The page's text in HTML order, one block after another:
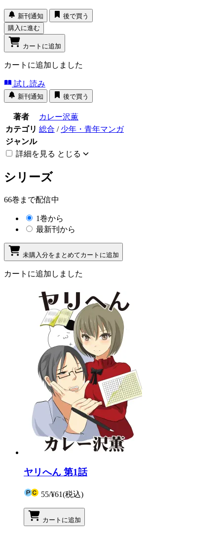
新刊通知
後で買う
購入に進む
カートに追加
カートに追加しました
試し読み
新刊通知 後で買う
著者
カレー沢薫
カテゴリ 総合 / 少年・青年マンガ
ジャンル
詳細を見る とじる
シリーズ
66巻まで配信中
1巻から
最新刊から
未購入分をまとめてカートに追加
カートに追加しました
ヤリへん 第1話
55/¥61(税込)
カートに追加